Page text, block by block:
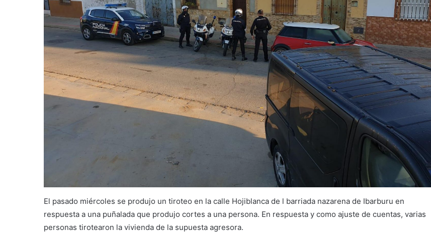
El pasado miércoles se produjo un tiroteo en la calle Hojiblanca de l barriada nazarena de Ibarburu en
respuesta a una puñalada que produjo cortes a una persona. En respuesta y como ajuste de cuentas, varias
personas tirotearon la vivienda de la supuesta agresora.